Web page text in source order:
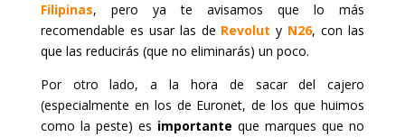
Filipinas, pero ya te avisamos que lo más
recomendable es usar las de Revolut y N26, con las
que las reducirás (que no eliminarás) un poco.
Por otro lado, a la hora de sacar del cajero
(especialmente en los de Euronet, de los que huimos
como la peste) es importante que marques que no